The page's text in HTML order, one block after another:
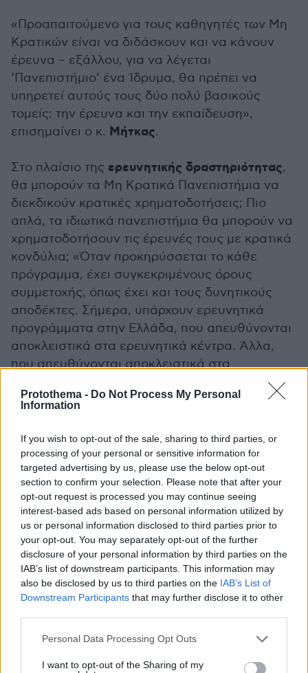
Protothema - Do Not Process My Personal
Information
If you wish to opt-out of the sale, sharing to third parties, or
processing of your personal or sensitive information for
targeted advertising by us, please use the below opt-out
section to confirm your selection. Please note that after your
opt-out request is processed you may continue seeing
interest-based ads based on personal information utilized by
us or personal information disclosed to third parties prior to
your opt-out. You may separately opt-out of the further
disclosure of your personal information by third parties on the
IAB’s list of downstream participants. This information may
also be disclosed by us to third parties on the IAB’s List of
Downstream Participants that may further disclose it to other
Please note that this website/app uses one or more Google
not limited to your visit or usage behaviour. You may click to
Personal Data Processing Opt Outs
I want to opt-out of the Sharing of my
«Προαπαιτούμενο για τους καθηγητές των Μη
Κρατικών είναι να διδάσκουν και να κάνουν
έρευνα – εξάλλου, για να λέγεται
‘Πανεπιστήμιο’ ένα Ίδρυμα, θα πρέπει να
υπηρετεί αυτούς τους δύο πολύ βασικούς
τομείς: την έρευνα και την εκπαίδευση»,
επισημαίνει ο κ. Μήτκας.
Στο πλαίσιο της ερευνητικής δραστηριότητας,
θα μπορούν τα Μη Κρατικά Πανεπιστήμια να
διεκδικούν κρατικές χρηματοδοτήσεις; Πιο
απλά, τα ιδιωτικά πανεπιστήμια θα μπορούν να
χρηματοδοτήσουν τις έρευνές τους με κρατικά
κονδύλια; «Όταν προκηρύσσεται το κάθε
πρόγραμμα, έχει συγκεκριμένους όρους
συμμετοχής, όπως έχει και τους δυνητικούς
αποδέκτες. Σήμερα, υπάρχουν ερευνητικά
προγράμματα στην Ελλάδα, που απευθύνονται
αποκλειστικά στα ερευνητικά κέντρα. Άλλα,
που απευθύνονται αποκλειστικά στα
πανεπιστήμια. Και άλλα, που απευθύνονται είτε
σε πανεπιστήμια, είτε σε ερευνητικά κέντρα,
μπορεί να νομοθετηθεί κάτι γενικό και
απόλυτο, ένας κανόνας που θα ορίζει ότι δεν
μπορεί να υπάρξει χρηματοδότηση τέτοιου
τύπου ή, αντίθετα, ότι θα υπάρχει οπωσδήποτε
χρηματοδότηση. Θα εξαρτάται πάντα από τη
στόχευση του προγράμματος».
Ειδήσεις σήμερα:
Στο σφυρί καταμαράν, yachts και πλοία της
γραμμής - O «χάρτης» με τους
πλειστηριασμούς
Οι αγρότες «πολιορκούν» με χίλια τρακτέρ τη